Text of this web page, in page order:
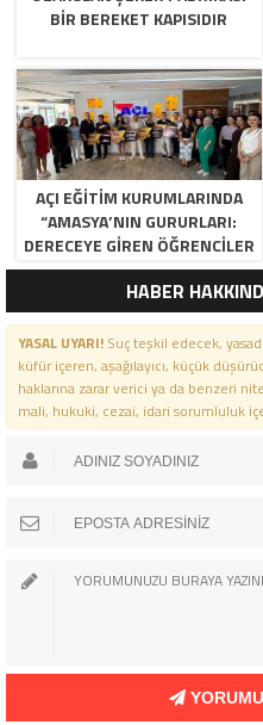
BİR BEREKET KAPISIDIR
AÇI EĞİTİM KURUMLARINDA
“AMASYA’NIN GURURLARI:
DERECEYE GIREN ÖĞRENCILER
İÇIN ANLAMLI TÖREN”
HABER
YASAL UYARI!Suç teşkil edecek,
küfür içeren, aşağılayıcı, küçük
haklarına zarar verici ya da benzeri
mali, hukuki, cezai, idari sorumluluk